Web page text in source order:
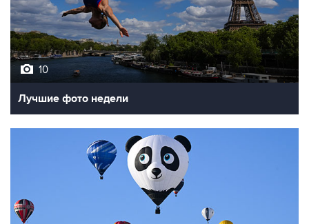
10
Лучшие фото недели